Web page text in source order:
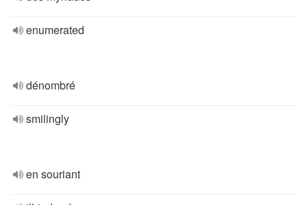
enumerated
dénombré
smilingly
en souriant